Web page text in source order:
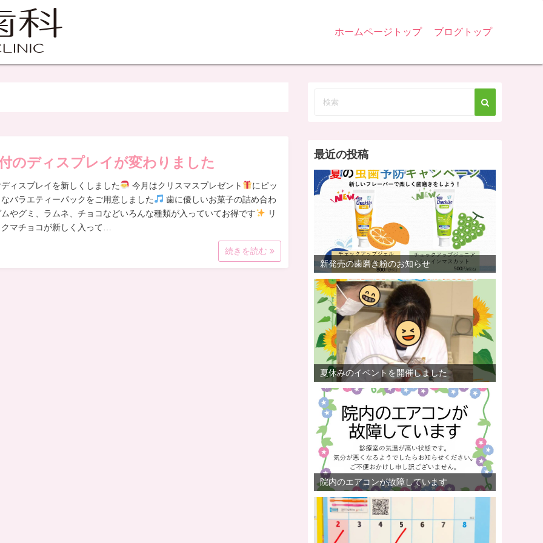
ホームページトップ ブログトップ
のディスプレイが変わりました
ィスプレイを新しくしました 今月はクリスマスプレゼント
にピッ
バラエティーパックをご用意しました
歯に優しいお菓子の詰め合わ
やグミ、ラムネ、チョコなどいろんな種類が入っていてお得です
リ
クマチョコが新しく入って…
続きを読む
最近の投稿
新発売の歯磨き粉のお知らせ
夏休みのイベントを開催しました
院内のエアコンが故障しています